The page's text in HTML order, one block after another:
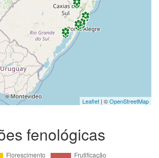
Leaflet | ©OpenStreetMap
fenológicas